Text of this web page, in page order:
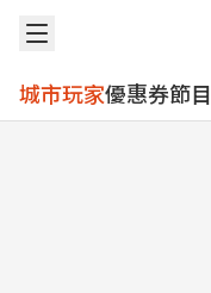
城市玩家優惠券節目